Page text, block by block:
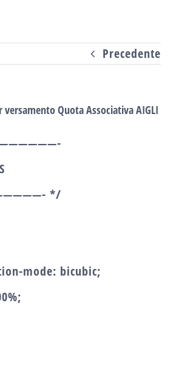
Precedente
versamento Quota Associativa AIGLI
*/
mode: bicubic;